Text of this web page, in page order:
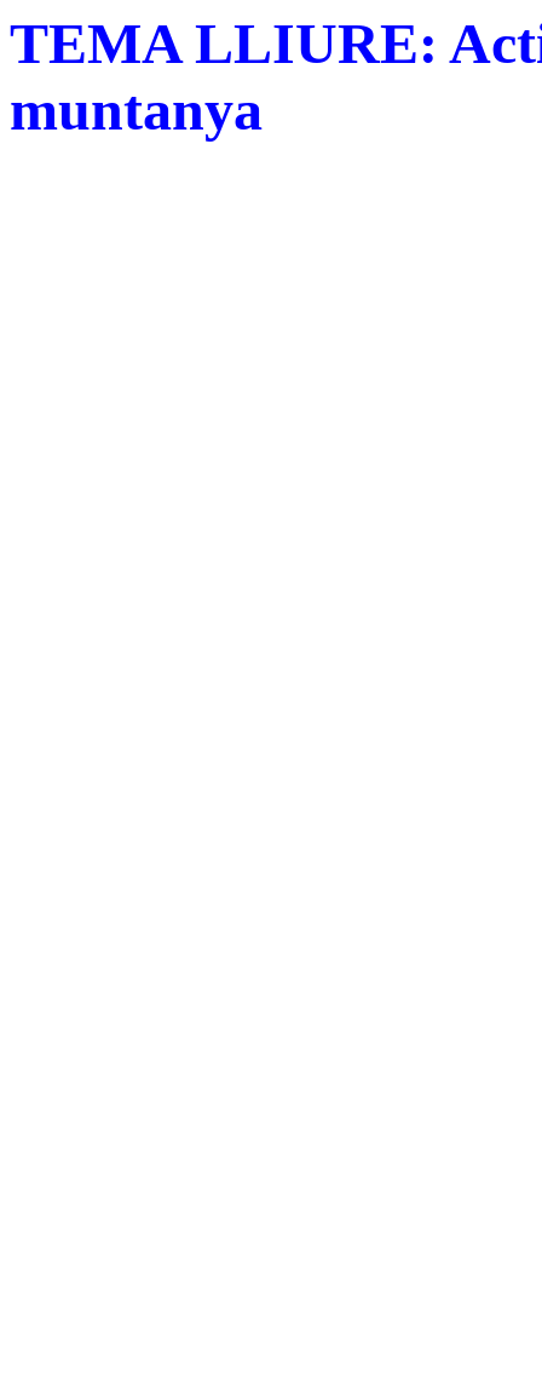
TEMA LLIURE:
muntanya